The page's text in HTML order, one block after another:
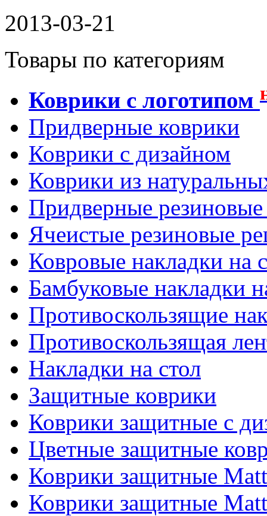
2013-03-21
Товары по категориям
Коврики с логотипом
Придверные коврики
Коврики с дизайном
Коврики из
Придверные
Ячеистые резиновые
Ковровые накладки на
Бамбуковые накладки
Противоскользящие
Противоскользящая
Накладки на стол
Защитные коврики
Коврики защитные с
Цветные защитные
Коврики защитные
Коврики защитные